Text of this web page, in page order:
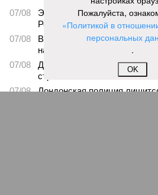
07/08
Экс-президент Финляндии
Россию угрозой для Европы
07/08
В Сербии испугались
назвали его «местью
07/08
Дональд Трамп намерен
строительства бального
07/08
Лондонская полиция
Пожалуйста,
«Политикой в
персональных
.
OK